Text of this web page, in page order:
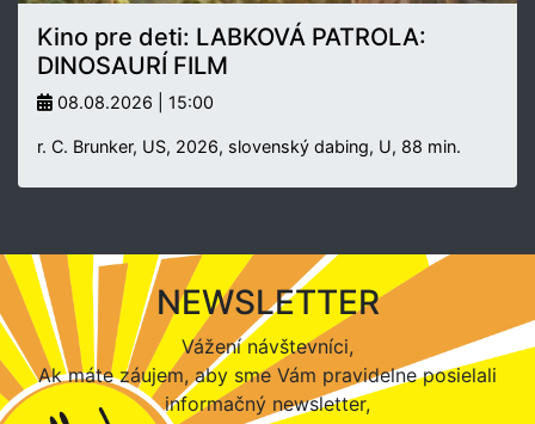
Kino pre deti: LABKOVÁ PATROLA:
DINOSAURÍ FILM
08.08.2026 | 15:00
r. C. Brunker, US, 2026, slovenský dabing, U, 88 min.
NEWSLETTER
Vážení návštevníci,
Ak máte záujem, aby sme Vám pravidelne posielali
informačný newsletter,